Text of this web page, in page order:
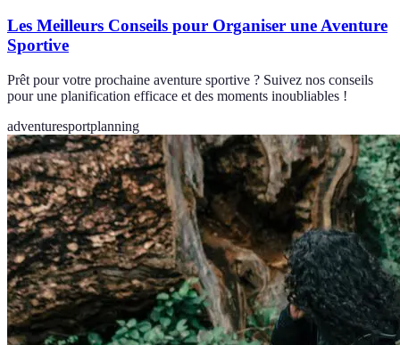
Les Meilleurs Conseils pour Organiser une Aventure
Sportive
Prêt pour votre prochaine aventure sportive ? Suivez nos conseils
pour une planification efficace et des moments inoubliables !
adventuresportplanning